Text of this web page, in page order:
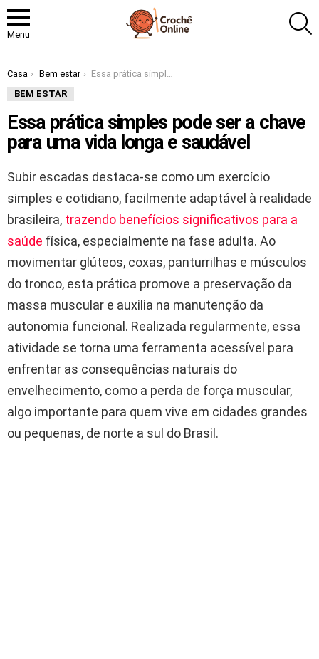
Menu
Você está aqui:
Casa Bem estar
Essa prática simples pode ser a chave para uma vida longa e saudável
BEM ESTAR
Essa prática simples pode ser a chave
para uma vida longa e saudável
Subir escadas destaca-se como um exercício
simples e cotidiano, facilmente adaptável à realidade
brasileira, trazendo benefícios significativos para a
saúde física, especialmente na fase adulta. Ao
movimentar glúteos, coxas, panturrilhas e músculos
do tronco, esta prática promove a preservação da
massa muscular e auxilia na manutenção da
autonomia funcional. Realizada regularmente, essa
atividade se torna uma ferramenta acessível para
enfrentar as consequências naturais do
envelhecimento, como a perda de força muscular,
algo importante para quem vive em cidades grandes
ou pequenas, de norte a sul do Brasil.